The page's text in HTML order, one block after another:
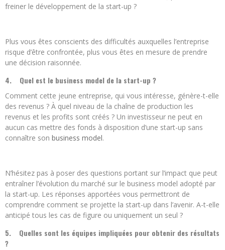
freiner le développement de la start-up ?
Plus vous êtes conscients des difficultés auxquelles l’entreprise
risque d’être confrontée, plus vous êtes en mesure de prendre
une décision raisonnée.
4. Quel est le business model de la start-up ?
Comment cette jeune entreprise, qui vous intéresse, génère-t-elle
des revenus ? À quel niveau de la chaîne de production les
revenus et les profits sont créés ? Un investisseur ne peut en
aucun cas mettre des fonds à disposition d’une start-up sans
connaître son business model.
N’hésitez pas à poser des questions portant sur l’impact que peut
entraîner l’évolution du marché sur le business model adopté par
la start-up. Les réponses apportées vous permettront de
comprendre comment se projette la start-up dans l’avenir. A-t-elle
anticipé tous les cas de figure ou uniquement un seul ?
5.
Quelles sont les équipes impliquées pour obtenir des résultats
?